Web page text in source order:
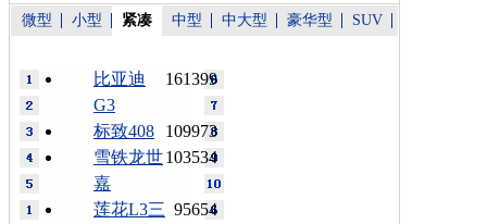
微型 小型 紧凑 中型 中大型 豪华型 SUV
161399
比亚迪
G3
109973
标致408
103534
雪铁龙世
嘉
95654
莲花L3三